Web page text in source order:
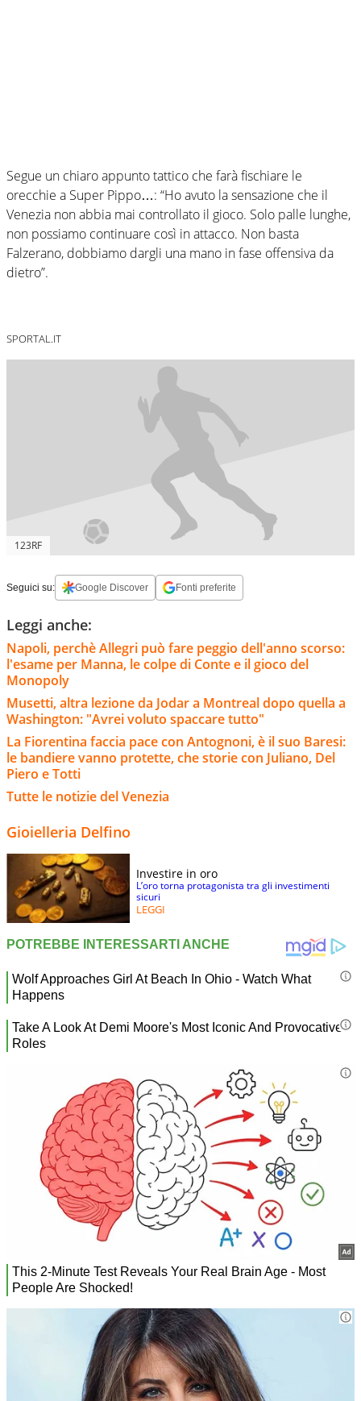
Segue un chiaro appunto tattico che farà fischiare le
orecchie a Super Pippo…: “Ho avuto la sensazione che il
Venezia non abbia mai controllato il gioco. Solo palle lunghe,
non possiamo continuare così in attacco. Non basta
Falzerano, dobbiamo dargli una mano in fase offensiva da
dietro”.
SPORTAL.IT
123RF
Seguici su: Google Discover Fonti preferite
Leggi anche:
Napoli, perchè Allegri può fare peggio dell'anno scorso:
l'esame per Manna, le colpe di Conte e il gioco del
Monopoly
Musetti, altra lezione da Jodar a Montreal dopo quella a
Washington: "Avrei voluto spaccare tutto"
La Fiorentina faccia pace con Antognoni, è il suo Baresi:
le bandiere vanno protette, che storie con Juliano, Del
Piero e Totti
Tutte le notizie del Venezia
Gioielleria Delfino
Investire in oro
L’oro torna protagonista tra gli investimenti
sicuri
LEGGI